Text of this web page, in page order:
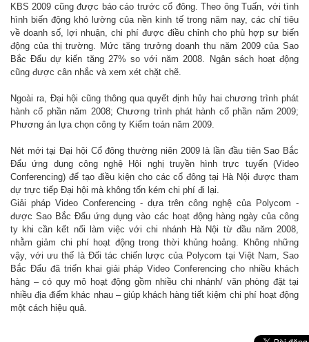
KBS 2009 cũng được báo cáo trước cổ đông. Theo ông Tuấn, với tình
hình biến động khó lường của nền kinh tế trong năm nay, các chỉ tiêu
về doanh số, lợi nhuận, chi phí được điều chỉnh cho phù hợp sự biến
động của thị trường. Mức tăng trưởng doanh thu năm 2009 của Sao
Bắc Đẩu dự kiến tăng 27% so với năm 2008. Ngân sách hoạt động
cũng được cân nhắc và xem xét chặt chẽ.
Ngoài ra, Đại hội cũng thông qua quyết định hủy hai chương trình phát
hành cổ phần năm 2008; Chương trình phát hành cổ phần năm 2009;
Phương án lựa chọn công ty Kiểm toán năm 2009.
Nét mới tại Đại hội Cổ đông thường niên 2009 là lần đầu tiên Sao Bắc
Đẩu ứng dụng công nghệ Hội nghị truyền hình trực tuyến (Video
Conferencing) để tạo điều kiện cho các cổ đông tại Hà Nội được tham
dự trực tiếp Đại hội mà không tốn kém chi phí đi lại.
Giải pháp Video Conferencing - dựa trên công nghệ của Polycom -
được Sao Bắc Đẩu ứng dụng vào các hoạt động hàng ngày của công
ty khi cần kết nối làm việc với chi nhánh Hà Nội từ đầu năm 2008,
nhằm giảm chi phí hoạt động trong thời khủng hoảng. Không những
vậy, với ưu thế là Đối tác chiến lược của Polycom tại Việt Nam, Sao
Bắc Đẩu đã triển khai giải pháp Video Conferencing cho nhiều khách
hàng – có quy mô hoạt động gồm nhiều chi nhánh/ văn phòng đặt tại
nhiều địa điểm khác nhau – giúp khách hàng tiết kiệm chi phí hoạt động
một cách hiệu quả.